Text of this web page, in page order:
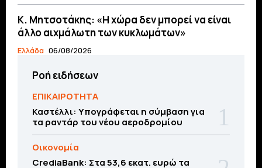
Κ. Μητσοτάκης: «Η χώρα δεν μπορεί να είναι
άλλο αιχμάλωτη των κυκλωμάτων»
Ελλάδα 06/08/2026
Ροή ειδήσεων
ΕΠΙΚΑΙΡΟΤΗΤΑ
Καστέλλι: Υπογράφεται η σύμβαση για
τα ραντάρ του νέου αεροδρομίου
Οικονομία
CrediaBank: Στα 53,6 εκατ. ευρώ τα